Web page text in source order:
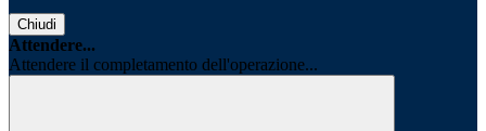
Chiudi
Attendere...
Attendere il completamento dell'operazione...